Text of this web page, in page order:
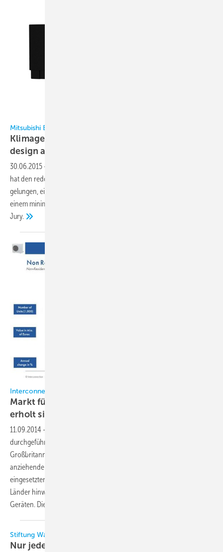
Mitsubishi Electric
Klimagerät gewinnt den begehrten reddot
designaward
30.06.2015 -
hat den reddot design award 2015 gewonnen. Dem Hersteller ist es
gelungen, eine perfekte Symbiose zwischen höchster Effizienz und
einem minimalistischen, eleganten Design zu entwickeln, so die
Jury.
Interconnection Consulting
Markt für Klimageräte im Nicht-Wohnungsbau
erholt sich
11.09.2014 -
durchgeführten Studie für die Länder Italien, Spanien, Frankreich,
Großbritannien, Deutschland und Polen stimuliert die langsam
anziehende Baukonjunktur das Wachstum der im Nicht-Wohnungsbau
eingesetzten Klimageräte. Im Jahr 2013 wuchs der Markt über alle
Länder hinweg um 0,4 Prozent auf ein Absatzvolumen von 1,1 Mio.
Geräten. Dies entspricht einem Marktwert von 3,6 Mrd.
Stiftung Warentest
Nur jedes zweite Klimagerät ist